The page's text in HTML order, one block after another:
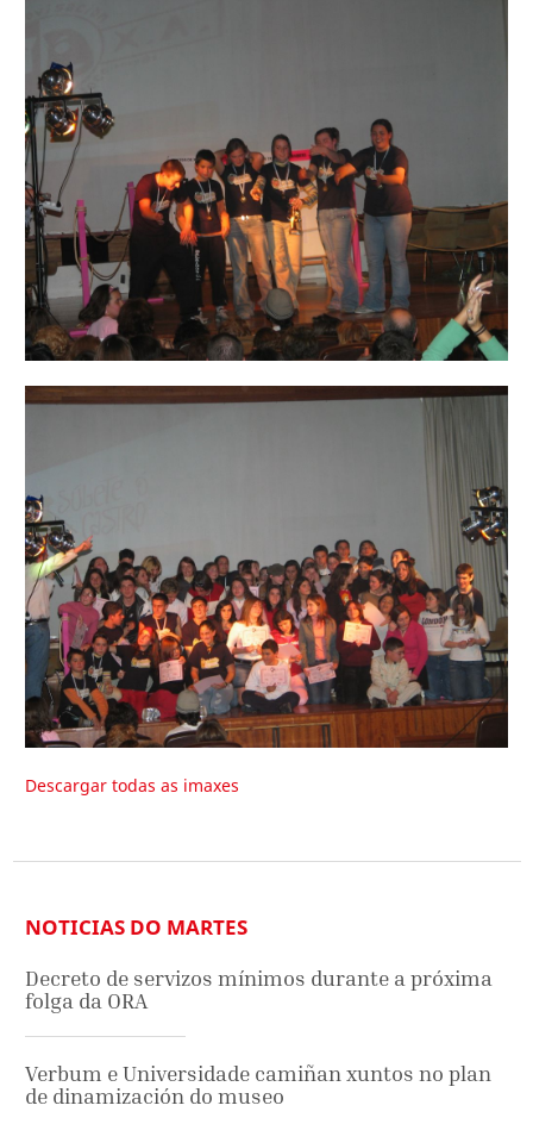
Descargar todas as imaxes
NOTICIAS DO MARTES
Decreto de servizos mínimos durante a próxima
folga da ORA
Verbum e Universidade camiñan xuntos no plan
de dinamización do museo